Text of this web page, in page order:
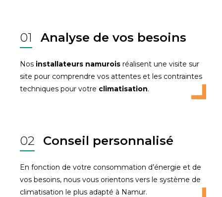
01 Analyse de vos besoins
Nos installateurs namurois réalisent une visite sur
site pour comprendre vos attentes et les contraintes
techniques pour votre climatisation.
02 Conseil personnalisé
En fonction de votre consommation d’énergie et de
vos besoins, nous vous orientons vers le système de
climatisation le plus adapté à Namur.